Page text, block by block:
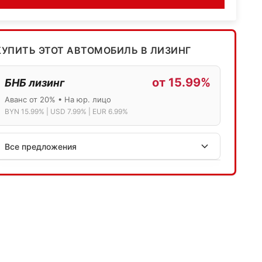
ЭТОТ АВТОМОБИЛЬ В ЛИЗИНГ
БНБ лизинг от 15.99%
Аванс от 20% • На юр. лицо
BYN 15.99% | USD 7.99% | EUR 6.99%
Все предложения
АСБ лизинг